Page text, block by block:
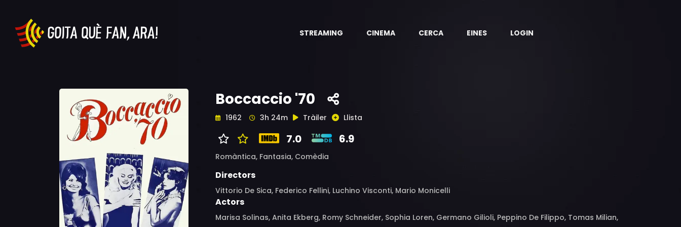
STREAMING CINEMA CERCA EINES LOGIN
Boccaccio '70
1962 3h 24m Tràiler Llista
7.0 6.9
Romàntica, Fantasia, Comèdia
Directors
Vittorio De Sica, Federico Fellini, Luchino Visconti, Mario Monicelli
Actors
Marisa Solinas, Anita Ekberg, Romy Schneider, Sophia Loren, Germano Gilioli, Peppino De Filippo, Tomas Milian,